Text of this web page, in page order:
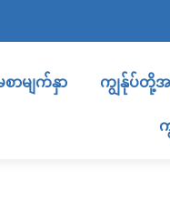
စာမျက်နှာ ကျွန်ုပ်တို့အ